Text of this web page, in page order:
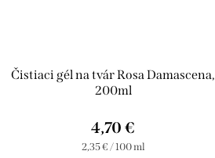
Čistiaci gél na tvár Rosa Damascena,
200ml
4,70 €
Jednotková
2,35 € / 100 ml